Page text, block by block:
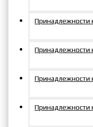
Принадлежности
Принадлежности
Принадлежности
Принадлежности